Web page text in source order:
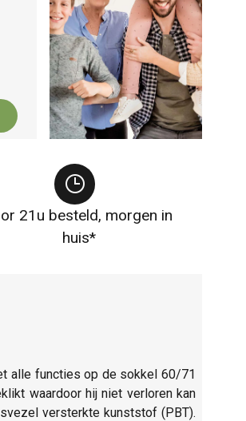
21u besteld, morgen in
huis*
alle functies op de sokkel 60/71
waardoor hij niet verloren kan
versterkte kunststof (PBT).